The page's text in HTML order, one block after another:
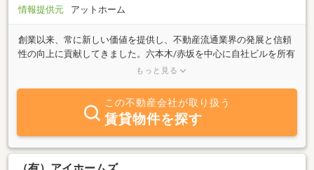
日々お客様と共に「楽しんで」社会に貢献していくことを目指して
い申し上げます。
情報提供元
アットホーム
創業以来、常に新しい価値を提供し、不動産流通業界の発展と信頼
性の向上に貢献してきました。六本木/赤坂を中心に自社ビルを所有
管理し、クライアント様のニーズに合ったスペースとサービスを提
理。さらに、不動産投資を通じて新しい価値の創造に努めていま
もっと見る
この不動産会社が取り扱う
賃貸物件を探す